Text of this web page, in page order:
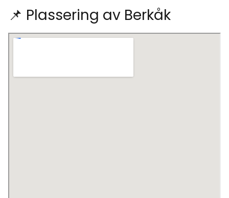
📌 Plassering av Berkåk